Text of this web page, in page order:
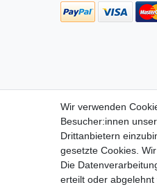
Wir verwenden
Besucher:innen
Drittanbietern
gesetzte Cookies.
Die
erteilt oder